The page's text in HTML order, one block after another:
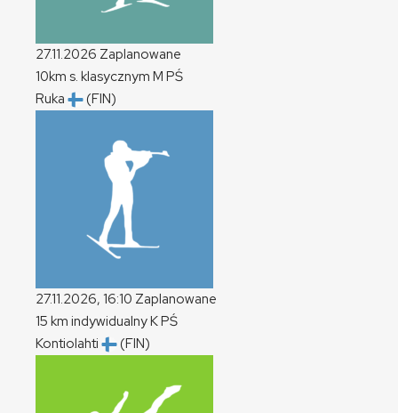
27.11.2026 Zaplanowane
10km s. klasycznym M PŚ
Ruka
(FIN)
27.11.2026, 16:10 Zaplanowane
15 km indywidualnyKPŚ
Kontiolahti
(FIN)